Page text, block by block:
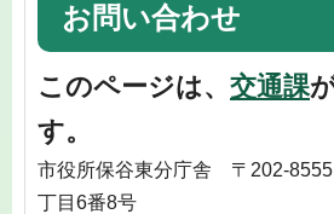
お問い合わせ
このページは、 交通課
す。
市役所保谷東分庁舎 〒202-
丁目6番8号